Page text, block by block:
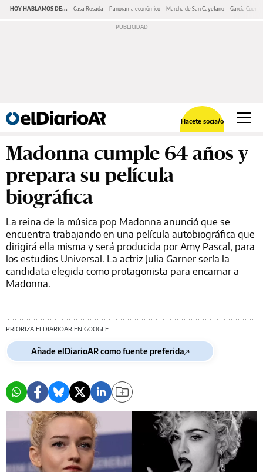
HOY HABLAMOS DE... Casa Rosada Panorama económico Marcha de San Cayetano García Cuerva
Hacete socia/o
Madonna cumple 64 años y
prepara su película
biográfica
La reina de la música pop Madonna anunció que se
encuentra trabajando en una película autobiográfica que
dirigirá ella misma y será producida por Amy Pascal, para
los estudios Universal. La actriz Julia Garner sería la
candidata elegida como protagonista para encarnar a
Madonna.
PRIORIZA ELDIARIOAR EN GOOGLE
Añade elDiarioAR como fuente preferida